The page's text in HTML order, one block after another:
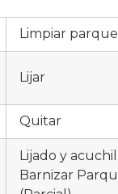
Limpiar
Lijar
Quitar
Lijado y
Barnizar